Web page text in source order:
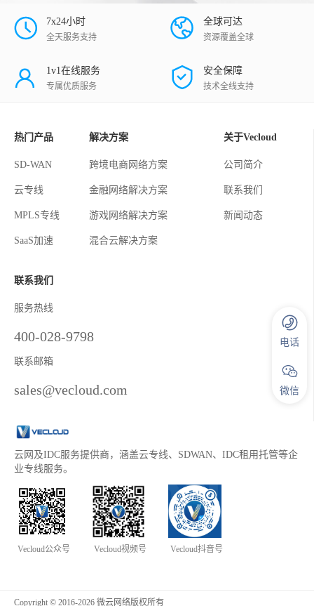
7x24小时
全天服务支持
全球可达
资源覆盖全球
1v1在线服务
专属优质服务
安全保障
技术全线支持
热门产品
SD-WAN
云专线
MPLS专线
SaaS加速
解决方案
跨境电商网络方案
金融网络解决方案
游戏网络解决方案
混合云解决方案
关于Vecloud
公司简介
联系我们
新闻动态
联系我们
服务热线
400-028-9798
联系邮箱
sales@vecloud.com
云网及IDC服务提供商，涵盖云专线、SDWAN、IDC租用托管等企
业专线服务。
Vecloud公众号 Vecloud视频号 Vecloud抖音号
Copyright © 2016-2026 微云网络版权所有
电话
微信